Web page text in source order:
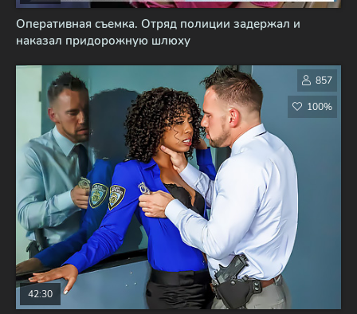
Оперативная съемка. Отряд полиции задержал и
наказал придорожную шлюху
42:30
857
100%